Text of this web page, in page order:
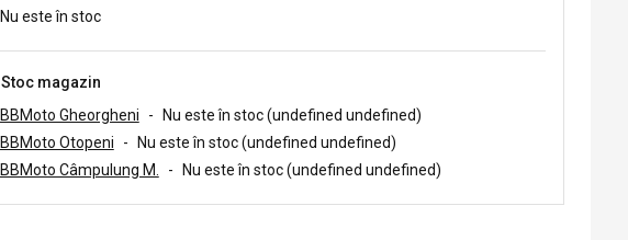
Nu este în stoc
Stoc magazin
BBMoto Gheorgheni
-
Nu este în stoc (undefined undefined)
BBMoto Otopeni
-
Nu este în stoc (undefined undefined)
BBMoto Câmpulung M.
- Nu este în stoc (undefined undefined)